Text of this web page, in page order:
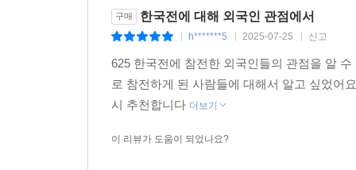
구매 한국전에 대해 외국인 관점에서
h*******5 2025-07-25 신고
625 한국전에 참전한 외국인들의 관점을 알
로 참전하게 된 사람들에 대해서 알고 싶었어
시 추천합니다 더보기
이 리뷰가 도움이 되었나요?